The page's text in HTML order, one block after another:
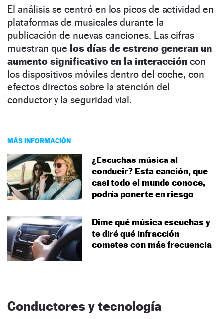
El análisis se centró en los picos de actividad en
plataformas de musicales durante la
publicación de nuevas canciones. Las cifras
muestran que los días de estreno generan un
aumento significativo en la interacción con
los dispositivos móviles dentro del coche, con
efectos directos sobre la atención del
conductor y la seguridad vial.
MÁS INFORMACIÓN
¿Escuchas música al
conducir? Esta canción, que
casi todo el mundo conoce,
podría ponerte en riesgo
Dime qué música escuchas y
te diré qué infracción
cometes con más frecuencia
Conductores y tecnología